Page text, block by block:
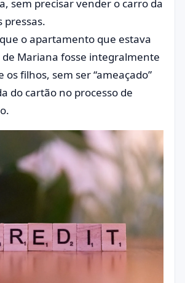
sem precisar vender o carro da
pressas.
o apartamento que estava
Mariana fosse integralmente
os filhos, sem ser “ameaçado”
do cartão no processo de